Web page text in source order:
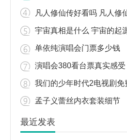
宇宙真相是什么 宇宙的起
单依纯演唱会门票多少钱
演唱会380看台票真实感受
我们的少年时代2电视剧免
孟子义蕾丝内衣套装细节
最近发表